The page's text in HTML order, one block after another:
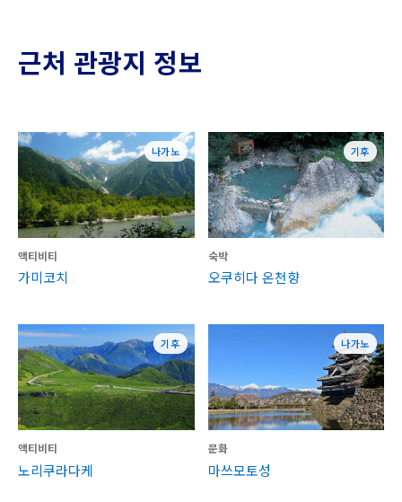
근처 관광지 정보
나가노
액티비티
가미코치
기후
숙박
오쿠히다 온천향
기후
액티비티
노리쿠라다케
나가노
문화
마쓰모토성